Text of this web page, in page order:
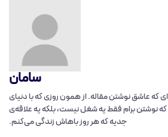
سامان
عاشق نوشتن مقاله‌. از همون روزی که با دنیای
نوشتن برام فقط یه شغل نیست، بلکه یه علاقه‌ی
جدیه که هر روز باهاش زندگی می‌کنم.